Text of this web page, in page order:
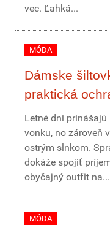
vec. Ľahká...
MÓDA
Dámske
praktická
Letné dni
vonku, no zároveň
ostrým slnkom.
dokáže spojiť
obyčajný outfit na...
MÓDA